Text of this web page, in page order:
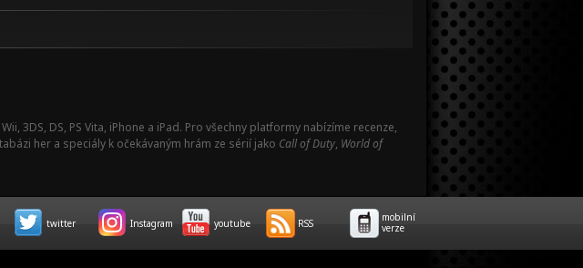
3DS, DS, PS Vita, iPhone a iPad. Pro všechny platformy nabízíme recenze,
her a speciály k očekávaným hrám ze sérií jako Call of Duty, World of
twitter Instagram youtube RSS
mobilní
verze